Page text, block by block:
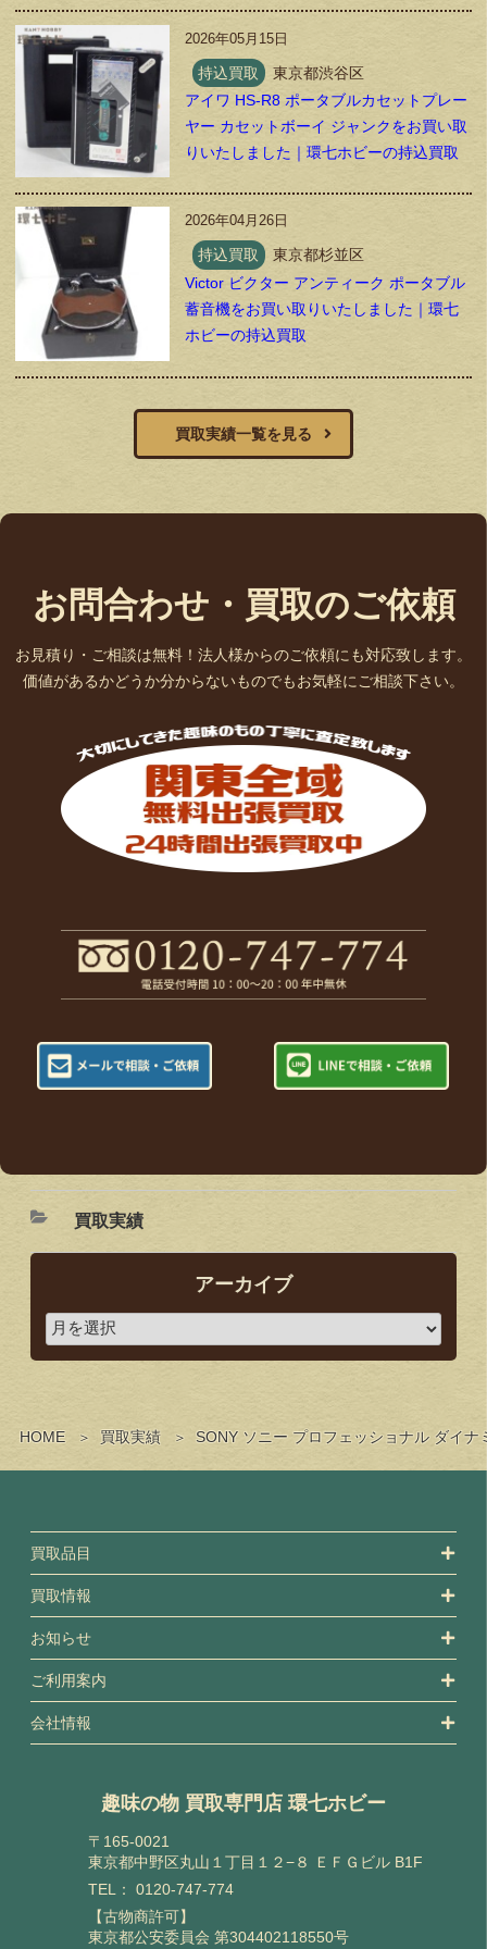
HOME 買取実績 SONY ソニー プロフェッショナル ダイ
2026年05月15日
持込買取
東京都渋谷区
アイワ HS-R8 ポータブルカセットプレー
ヤー カセットボーイ ジャンクをお買い取
りいたしました｜環七ホビーの持込買取
2026年04月26日
持込買取
東京都杉並区
Victor ビクター アンティーク ポータブル
蓄音機をお買い取りいたしました｜環七
ホビーの持込買取
買取実績一覧を見る
お問合わせ・買取のご依頼
お見積り・ご相談は無料！法人様からのご依頼にも対応致します。
価値があるかどうか分からないものでもお気軽にご相談下さい。
買取実績
アーカイブ
買取品目
買取情報
お知らせ
ご利用案内
会社情報
趣味の物 買取専門店 環七ホビー
〒165-0021
東京都中野区丸山１丁目１２−８ ＥＦＧビル B1F
TEL： 0120-747-774
【古物商許可】
東京都公安委員会 第304402118550号